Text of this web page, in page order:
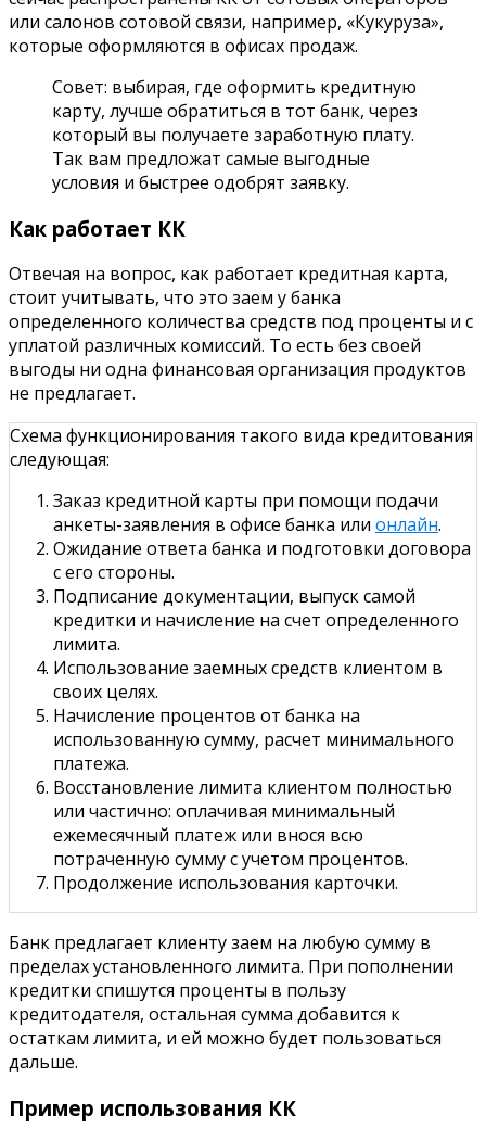
или салонов сотовой связи, например, «Кукуруза»,
которые оформляются в офисах продаж.
Совет: выбирая, где оформить кредитную
карту, лучше обратиться в тот банк, через
который вы получаете заработную плату.
Так вам предложат самые выгодные
условия и быстрее одобрят заявку.
Как работает КК
Отвечая на вопрос, как работает кредитная карта,
стоит учитывать, что это заем у банка
определенного количества средств под проценты и с
уплатой различных комиссий. То есть без своей
выгоды ни одна финансовая организация продуктов
не предлагает.
Схема функционирования такого вида кредитования
следующая:
Заказ кредитной карты при помощи подачи
анкеты-заявления в офисе банка или онлайн.
Ожидание ответа банка и подготовки договора
с его стороны.
Подписание документации, выпуск самой
кредитки и начисление на счет определенного
лимита.
Использование заемных средств клиентом в
своих целях.
Начисление процентов от банка на
использованную сумму, расчет минимального
платежа.
Восстановление лимита клиентом полностью
или частично: оплачивая минимальный
ежемесячный платеж или внося всю
потраченную сумму с учетом процентов.
Продолжение использования карточки.
Банк предлагает клиенту заем на любую сумму в
пределах установленного лимита. При пополнении
кредитки спишутся проценты в пользу
кредитодателя, остальная сумма добавится к
остаткам лимита, и ей можно будет пользоваться
дальше.
Пример использования КК